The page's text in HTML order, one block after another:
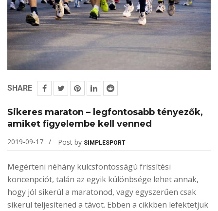
SHARE
Sikeres maraton – legfontosabb tényezők,
amiket figyelembe kell venned
2019-09-17 Post by SIMPLESPORT
Megérteni néhány kulcsfontosságú frissítési
koncenpciót, talán az egyik különbsége lehet annak,
hogy jól sikerül a maratonod, vagy egyszerűen csak
sikerül teljesítened a távot. Ebben a cikkben lefektetjük